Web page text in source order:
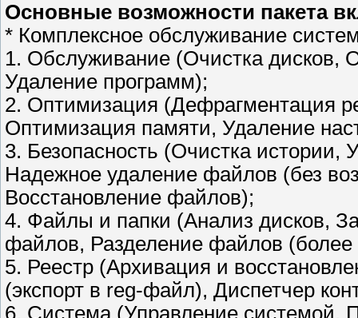
Основные возможности пакета
* Комплексное обслуживание
1. Обслуживание (Очистка дисков,
Удаление программ);
2. Оптимизация (Дефрагментация
Оптимизация памяти, Удаление
3. Безопасность (Очистка
Надежное удаление файлов (без
Восстановление файлов);
4. Файлы и папки (Анализ дисков,
файлов, Разделение файлов
5. Реестр (Архивация и
(экспорт в reg-файл), Диспетчер
6. Система (Управление системой,